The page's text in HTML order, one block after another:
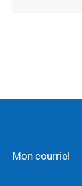
Mon courriel